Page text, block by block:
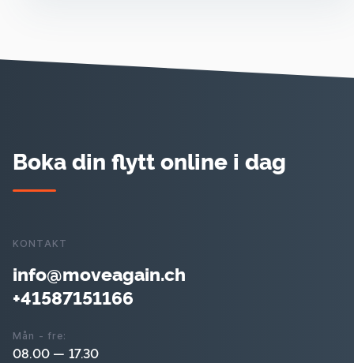
Boka din flytt online i dag
KONTAKT
info@moveagain.ch
+41587151166
Mån - fre:
08.00 — 17.30